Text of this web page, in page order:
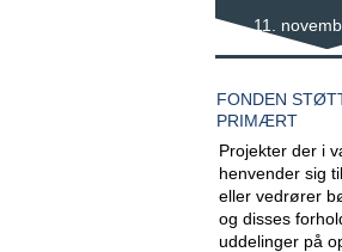
11.
FONDEN
PRIMÆRT
Projekter der i
henvender sig
eller vedrører
og disses
uddelinger på